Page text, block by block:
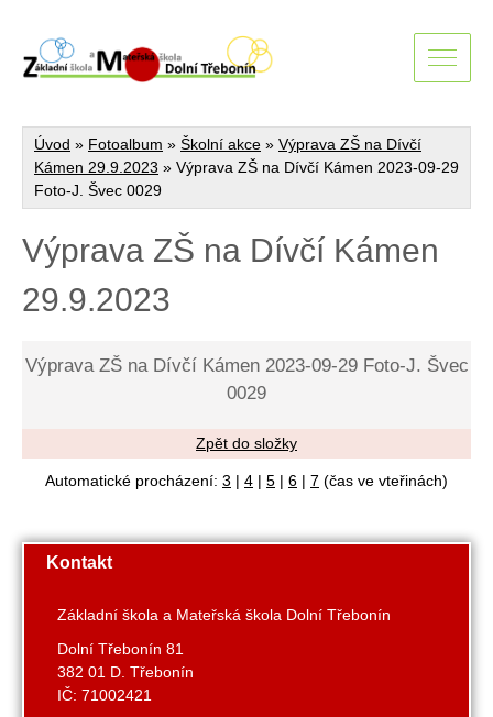
Úvod » Fotoalbum » Školní akce » Výprava ZŠ na Dívčí
Kámen 29.9.2023 » Výprava ZŠ na Dívčí Kámen 2023-09-29
Foto-J. Švec 0029
Výprava ZŠ na Dívčí Kámen
29.9.2023
Výprava ZŠ na Dívčí Kámen 2023-09-29 Foto-J. Švec
0029
Zpět do složky
Automatické procházení: 3 | 4 | 5 | 6 | 7 (čas ve vteřinách)
Kontakt
Základní škola a Mateřská škola Dolní Třebonín
Dolní Třebonín 81
382 01 D. Třebonín
IČ: 71002421